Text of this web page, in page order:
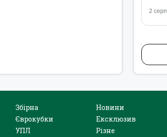
2
Збірна
Єврокубки
УПЛ
Новини
Ексклюзив
Різне